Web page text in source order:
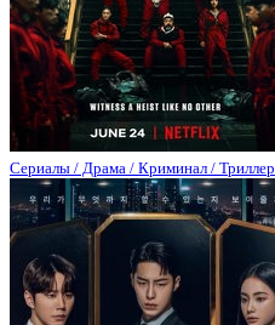
Сериалы / Драма / Криминал / Триллер